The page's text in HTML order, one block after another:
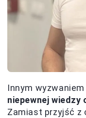
Innym
niepewnej
Zamiast przyjść z